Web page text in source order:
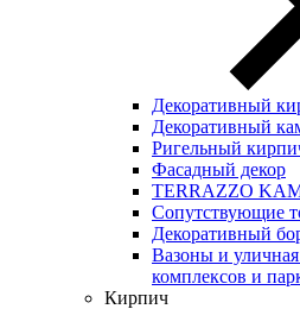
Декоративный
Декоративный
Ригельный
Фасадный декор
TERRAZZO
Сопутствующие
Декоративный
Вазоны и
комплексов и
Кирпич